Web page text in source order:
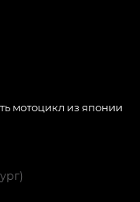
мотоцикл из японии